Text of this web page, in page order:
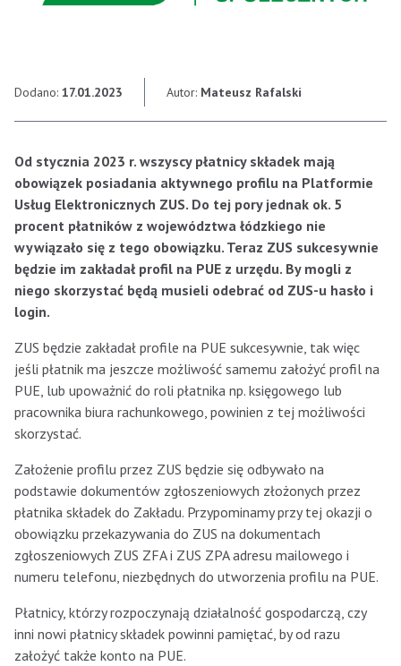
Dodano: 17.01.2023 Autor: Mateusz Rafalski
Od stycznia 2023 r. wszyscy płatnicy składek mają
obowiązek posiadania aktywnego profilu na Platformie
Usług Elektronicznych ZUS. Do tej pory jednak ok. 5
procent płatników z województwa łódzkiego nie
wywiązało się z tego obowiązku. Teraz ZUS sukcesywnie
będzie im zakładał profil na PUE z urzędu. By mogli z
niego skorzystać będą musieli odebrać od ZUS-u hasło i
login.
ZUS będzie zakładał profile na PUE sukcesywnie, tak więc
jeśli płatnik ma jeszcze możliwość samemu założyć profil na
PUE, lub upoważnić do roli płatnika np. księgowego lub
pracownika biura rachunkowego, powinien z tej możliwości
skorzystać.
Założenie profilu przez ZUS będzie się odbywało na
podstawie dokumentów zgłoszeniowych złożonych przez
płatnika składek do Zakładu. Przypominamy przy tej okazji o
obowiązku przekazywania do ZUS na dokumentach
zgłoszeniowych ZUS ZFA i ZUS ZPA adresu mailowego i
numeru telefonu, niezbędnych do utworzenia profilu na PUE.
Płatnicy, którzy rozpoczynają działalność gospodarczą, czy
inni nowi płatnicy składek powinni pamiętać, by od razu
założyć także konto na PUE.